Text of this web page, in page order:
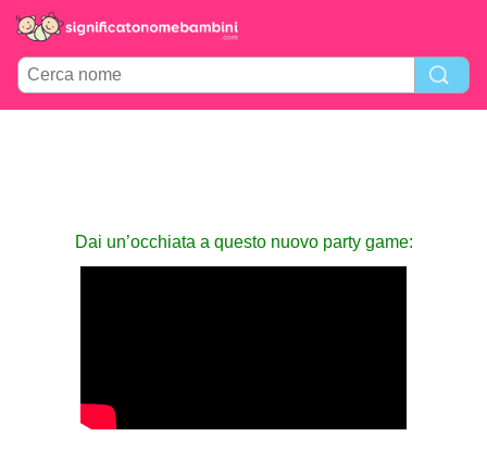
Dai un’occhiata a questo nuovo party game: